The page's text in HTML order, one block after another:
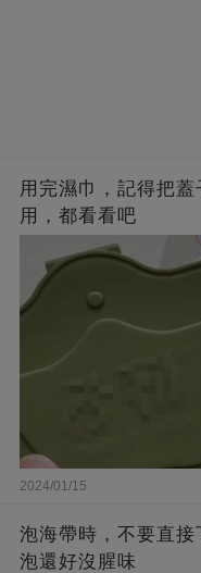
用完濕巾，記得把
用，都看看吧
2024/01/15
泡海帶時，不要直
泡還好沒腥味